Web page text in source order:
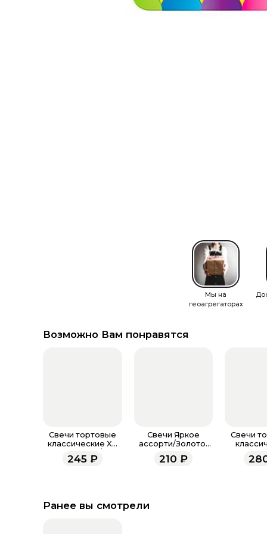
Мы на
геоагрегаторах
Возможно Вам понравятся
Свечи тортовые
классические XL
245₽
Свечи Яркое
ассорти/Золото,
+ 1 см, 8 шт. с
210 ₽
Свечи
6 шт.,
Ранее вы смотрели